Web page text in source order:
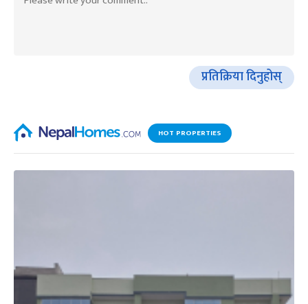
प्रतिक्रिया दिनुहोस्
HOT PROPERTIES